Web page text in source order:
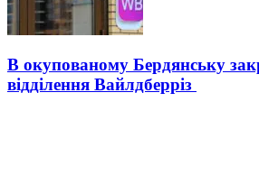
В окупованому Бердянську
відділення Вайлдберріз